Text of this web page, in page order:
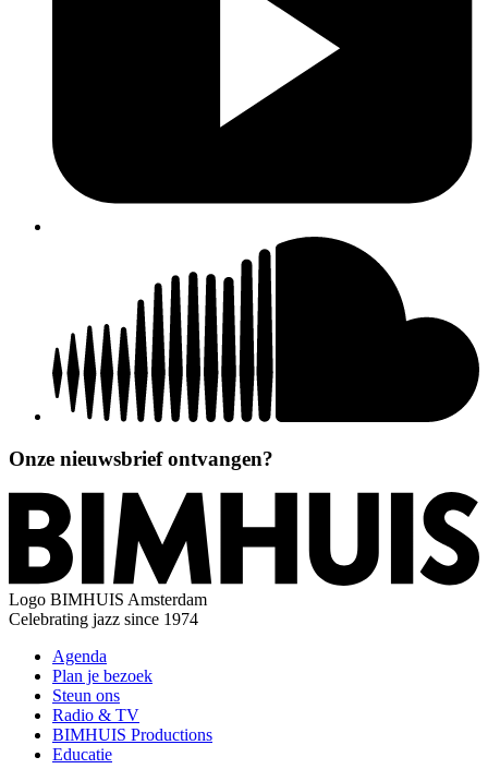
Onze nieuwsbrief ontvangen?
Logo BIMHUIS Amsterdam
Celebrating jazz since 1974
Agenda
Plan je bezoek
Steun ons
Radio & TV
BIMHUIS Productions
Educatie